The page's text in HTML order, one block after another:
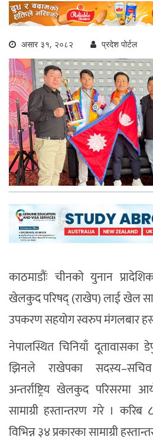
असार ३१, २०८२ प्रदेश पोर्टल
काठमाडौंः चीनको युनान
खेलकुद परिषद् (राखेप) लाई खेल
उपकरण सहयोग स्वरुप मंगलबार
नेपालस्थित चिनियाँ दूतावासका
झिनले राखेपका
अन्तर्राष्ट्रिय खेलकुद परिसरमा
सामाग्री हस्तान्तरण गरे ।
विभिन्न ३४ प्रकारका सामाग्री